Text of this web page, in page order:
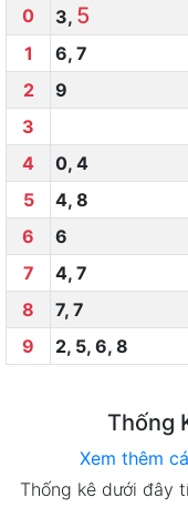
0
3, 5
1 6, 7
2
9
3
4
0, 4
5
4, 8
6
6
7
4, 7
8
7, 7
9
2, 5, 6, 8
Thống
Xem thêm
Thống kê dưới đây